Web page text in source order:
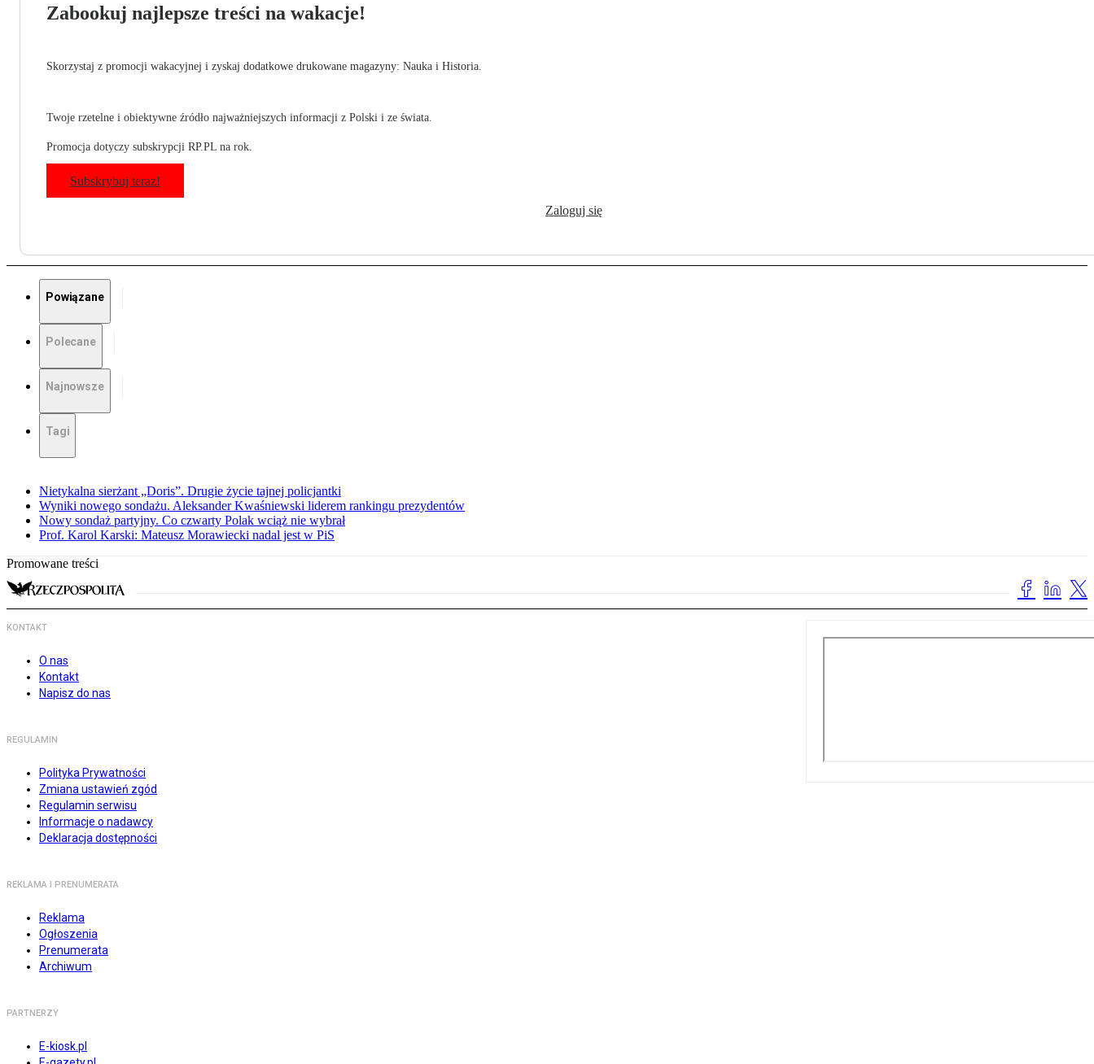
Zabookuj najlepsze treści na wakacje!
Skorzystaj z promocji wakacyjnej i zyskaj dodatkowe drukowane magazyny: Nauka i Historia.
Twoje rzetelne i obiektywne źródło najważniejszych informacji z Polski i ze świata.
Promocja dotyczy subskrypcji RP.PL na rok.
Subskrybuj teraz!
Zaloguj się
Powiązane
Polecane
Najnowsze
Tagi
Nietykalna sierżant „Doris”. Drugie życie tajnej policjantki
Wyniki nowego sondażu. Aleksander Kwaśniewski liderem rankingu prezydentów
Nowy sondaż partyjny. Co czwarty Polak wciąż nie wybrał
Prof. Karol Karski: Mateusz Morawiecki nadal jest w PiS
Promowane treści
KONTAKT
O nas
Kontakt
Napisz do nas
REGULAMIN
Polityka Prywatności
Zmiana ustawień zgód
Regulamin serwisu
Informacje o nadawcy
Deklaracja dostępności
REKLAMA I PRENUMERATA
Reklama
Ogłoszenia
Prenumerata
Archiwum
PARTNERZY
E-kiosk.pl